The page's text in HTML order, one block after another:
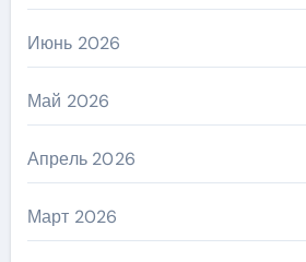
Июнь 2026
Май 2026
Апрель 2026
Март 2026